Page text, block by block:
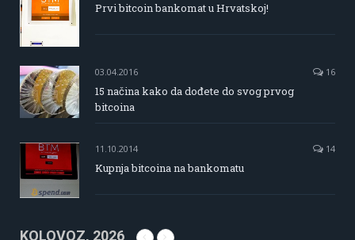
Prvi bitcoin bankomat u Hrvatskoj!
03.04.2016 16
15 načina kako da dođete do svog prvog
bitcoina
11.10.2014 14
Kupnja bitcoina na bankomatu
KOLOVOZ, 2026